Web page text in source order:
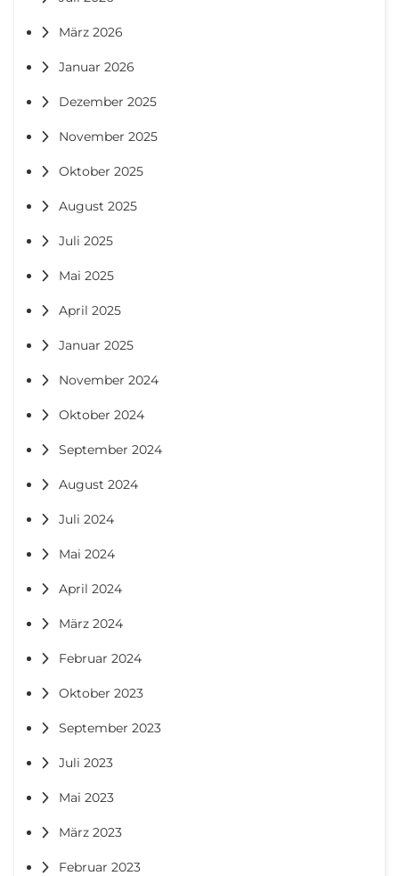
März 2026
Januar 2026
Dezember 2025
November 2025
Oktober 2025
August 2025
Juli 2025
Mai 2025
April 2025
Januar 2025
November 2024
Oktober 2024
September 2024
August 2024
Juli 2024
Mai 2024
April 2024
März 2024
Februar 2024
Oktober 2023
September 2023
Juli 2023
Mai 2023
März 2023
Februar 2023